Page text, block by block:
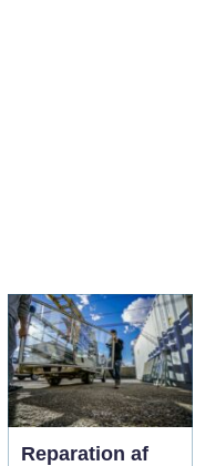
Reparation af